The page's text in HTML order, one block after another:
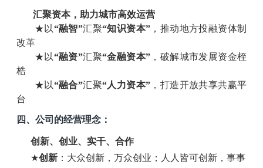
汇聚资本，助力城市高效运营
★ 以“融智”汇聚“知识资本” ， 推动地方投融资体制
改革
★ 以“融资”汇聚“金融资本” ， 破解城市发展资金桎
梏
★ 以“融合”汇聚“人力资本” ， 打造开放共享共赢平
台
四、公司的经营理念：
创新、创业、实干、合作
★创新 ：大众创新，万众创业；人人皆可创新，事事